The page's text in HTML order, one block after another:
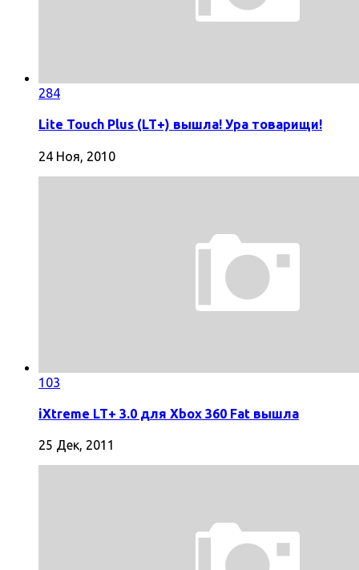
284
Lite Touch Plus (LT+) вышла! Ура товарищи!
24 Ноя, 2010
103
iXtreme LT+ 3.0 для Xbox 360 Fat вышла
25 Дек, 2011